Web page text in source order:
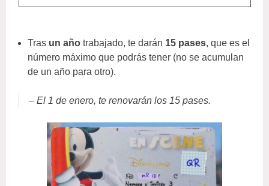
Tras un año trabajado, te darán 15 pases, que es el
número máximo que podrás tener (no se acumulan
de un año para otro).
– El 1 de enero, te renovarán los 15 pases.